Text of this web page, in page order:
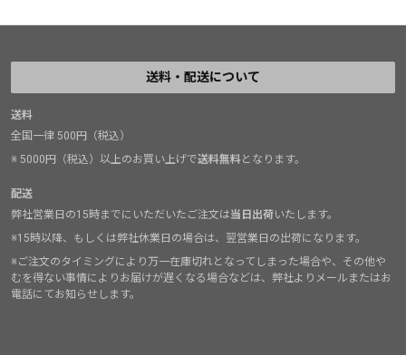
送料・配送について
送料
全国一律 500円（税込）
※ 5000円（税込）以上のお買い上げで送料無料となります。
配送
弊社営業日の15時までにいただいたご注文は当日出荷いたします。
※15時以降、もしくは弊社休業日の場合は、翌営業日の出荷になります。
※ご注文のタイミングにより万一在庫切れとなってしまった場合や、その他や
むを得ない事情によりお届けが遅くなる場合などは、弊社よりメールまたはお
電話にてお知らせします。